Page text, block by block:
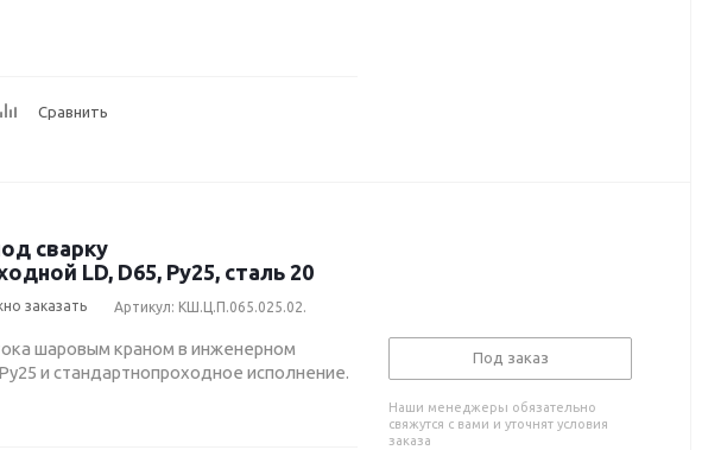
Сравнить
сварку
LD, D65, Ру25, сталь 20
заказать Артикул: КШ.Ц.П.065.025.02.
шаровым краном в инженерном
и стандартнопроходное исполнение.
Под заказ
Наши менеджеры обязательно
свяжутся с вами и уточнят условия
заказа